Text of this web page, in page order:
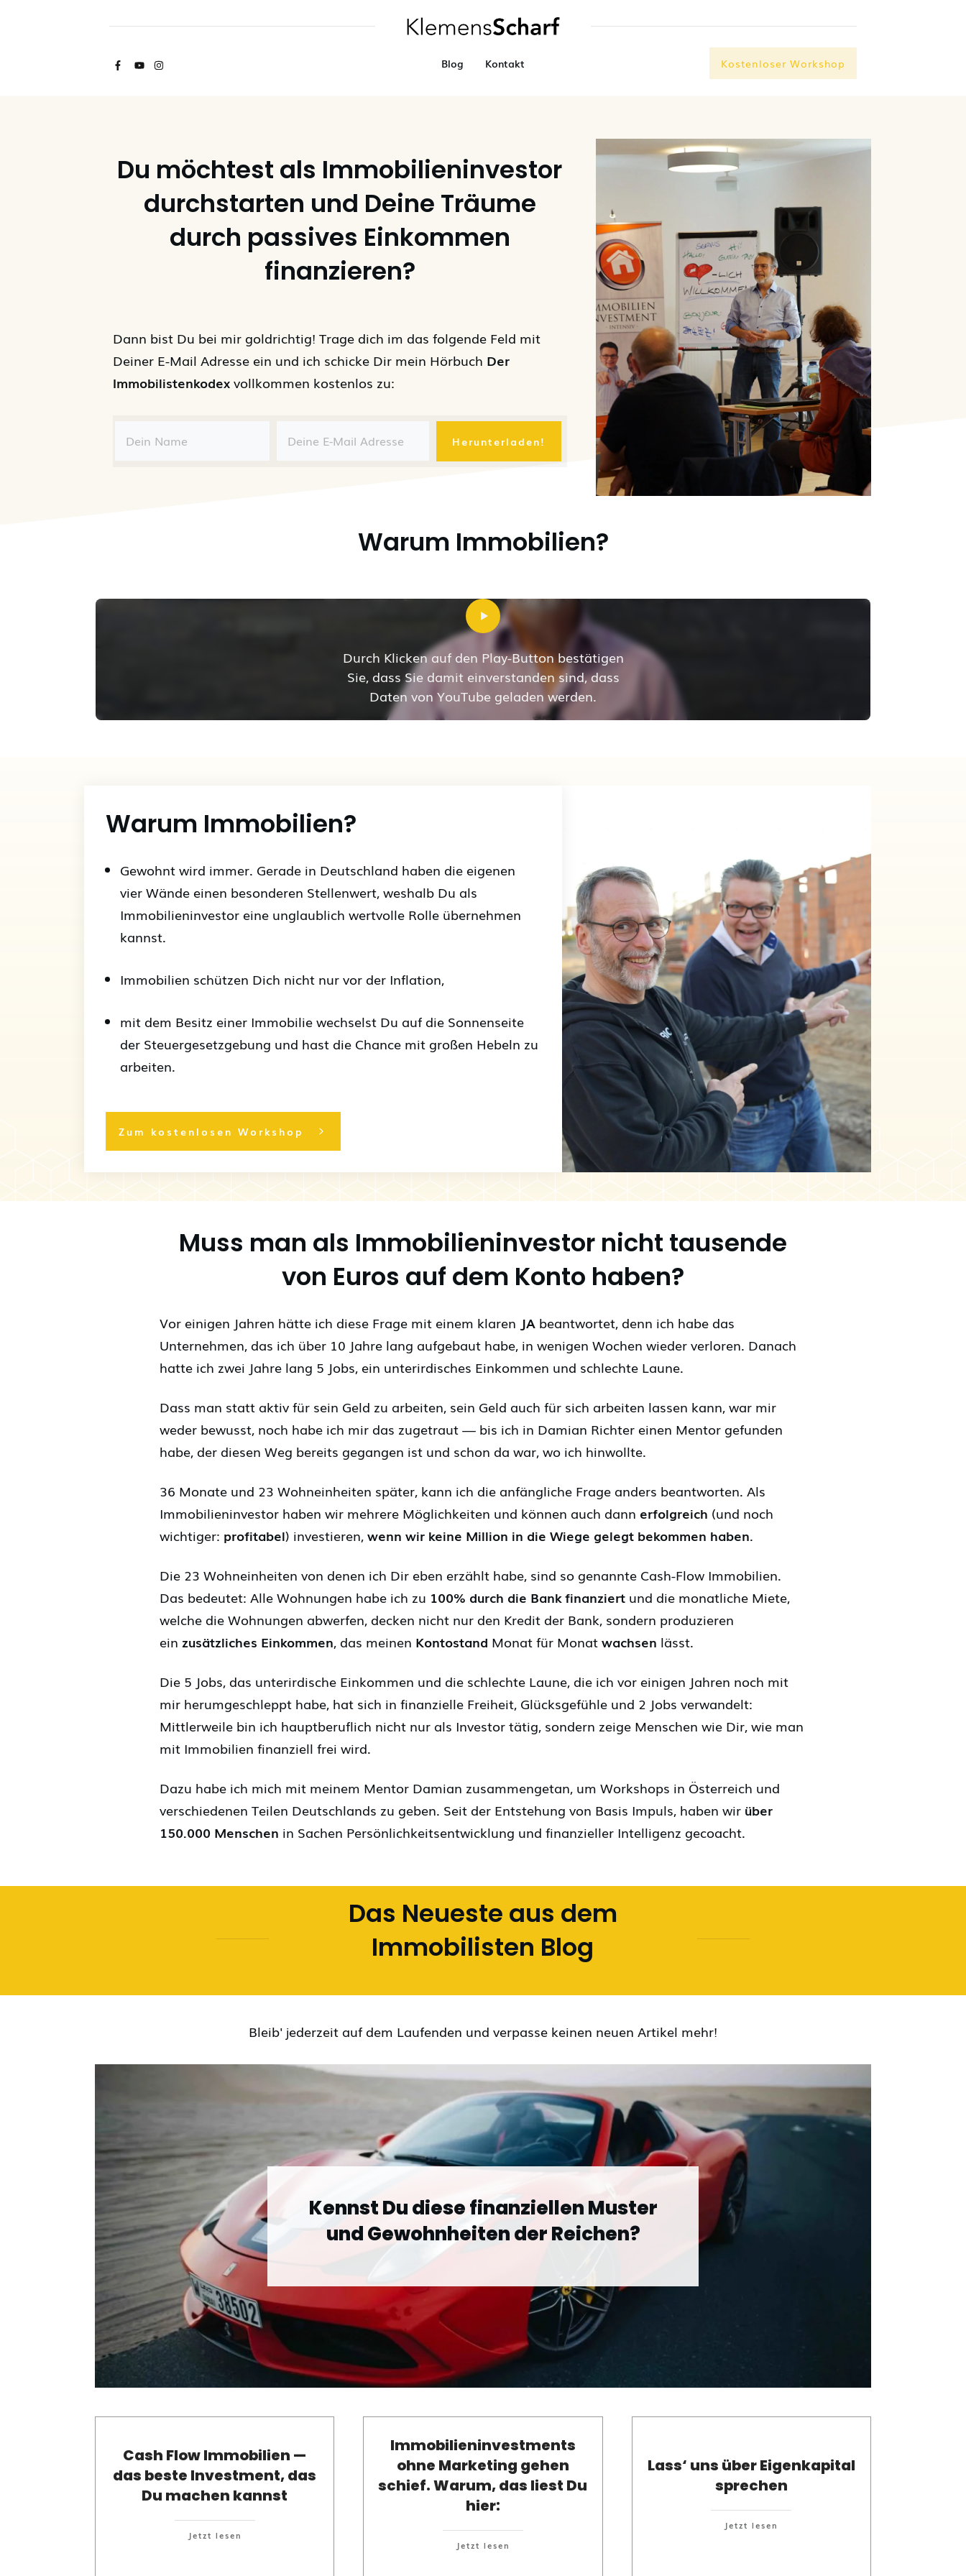
Blog Kontakt Kostenloser Workshop
Du möchtest als Immobilieninvestor
durchstarten und Deine Träume
durch passives Einkommen
finanzieren?
Dann bist Du bei mir goldrichtig! Trage dich im das folgende Feld mit
Deiner E-Mail Adresse ein und ich schicke Dir mein Hörbuch Der
Immobilistenkodexvollkommen kostenlos zu:
Herunterladen!
Warum Immobilien?
Durch Klicken auf den Play-Button bestätigen
Sie, dass Sie damit einverstanden sind, dass
Daten von YouTube geladen werden.
Warum Immobilien?
Gewohnt wird immer. Gerade in Deutschland haben die eigenen
vier Wände einen besonderen Stellenwert, weshalb Du als
Immobilieninvestor eine unglaublich wertvolle Rolle übernehmen
kannst.
Immobilien schützen Dich nicht nur vor der Inflation,
mit dem Besitz einer Immobilie wechselst Du auf die Sonnenseite
der Steuergesetzgebung und hast die Chance mit großen Hebeln zu
arbeiten.
Zum kostenlosen Workshop
Muss man als Immobilieninvestor nicht tausende
von Euros auf dem Konto haben?
Vor einigen Jahren hätte ich diese Frage mit einem klaren JA beantwortet, denn ich habe das
Unternehmen, das ich über 10 Jahre lang aufgebaut habe, in wenigen Wochen wieder verloren. Danach
hatte ich zwei Jahre lang 5 Jobs, ein unterirdisches Einkommen und schlechte Laune.
Dass man statt aktiv für sein Geld zu arbeiten, sein Geld auch für sich arbeiten lassen kann, war mir
weder bewusst, noch habe ich mir das zugetraut — bis ich in Damian Richter einen Mentor gefunden
habe, der diesen Weg bereits gegangen ist und schon da war, wo ich hinwollte.
36 Monate und 23 Wohneinheiten später, kann ich die anfängliche Frage anders beantworten. Als
Immobilieninvestor haben wir mehrere Möglichkeiten und können auch dann erfolgreich (und noch
wichtiger: profitabel) investieren,wenn wir keine Million in die Wiege gelegt bekommen haben.
Die 23 Wohneinheiten von denen ich Dir eben erzählt habe, sind so genannte Cash-Flow Immobilien.
Das bedeutet: Alle Wohnungen habe ich zu 100% durch die Bank finanziert und die monatliche Miete,
welche die Wohnungen abwerfen, decken nicht nur den Kredit der Bank, sondern produzieren
ein zusätzliches Einkommen, das meinen Kontostand Monat für Monatwachsen lässt.
Die 5 Jobs, das unterirdische Einkommen und die schlechte Laune, die ich vor einigen Jahren noch mit
mir herumgeschleppt habe, hat sich in finanzielle Freiheit, Glücksgefühle und 2 Jobs verwandelt:
Mittlerweile bin ich hauptberuflich nicht nur als Investor tätig, sondern zeige Menschen wie Dir, wie man
mit Immobilien finanziell frei wird.
Dazu habe ich mich mit meinem Mentor Damian zusammengetan, um Workshops in Österreich und
verschiedenen Teilen Deutschlands zu geben. Seit der Entstehung von Basis Impuls, haben wir über
150.000 Menschen in Sachen Persönlichkeitsentwicklung und finanzieller Intelligenz gecoacht.
Das Neueste aus dem
Immobilisten Blog
Bleib' jederzeit auf dem Laufenden und verpasse keinen neuen Artikel mehr!
Kennst Du diese finanziellen Muster
und Gewohnheiten der Reichen?
Cash Flow Immobilien —
das beste Investment, das
Du machen kannst
Jetzt lesen
Immobilieninvestments
ohne Marketing gehen
schief. Warum, das liest Du
hier:
Jetzt lesen
Lass‘ uns über Eigenkapital
sprechen
Jetzt lesen